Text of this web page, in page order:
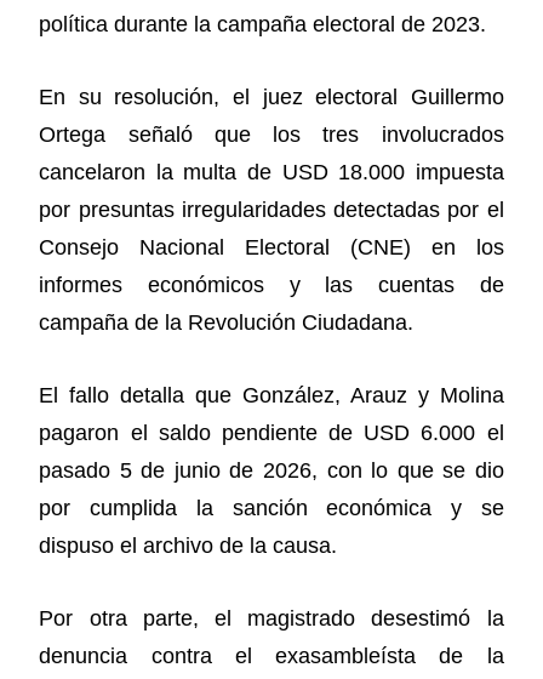
política durante la campaña electoral de 2023.
En su resolución, el juez electoral Guillermo
Ortega señaló que los tres involucrados
cancelaron la multa de USD 18.000 impuesta
por presuntas irregularidades detectadas por el
Consejo Nacional Electoral (CNE) en los
informes económicos y las cuentas de
campaña de la Revolución Ciudadana.
El fallo detalla que González, Arauz y Molina
pagaron el saldo pendiente de USD 6.000 el
pasado 5 de junio de 2026, con lo que se dio
por cumplida la sanción económica y se
dispuso el archivo de la causa.
Por otra parte, el magistrado desestimó la
denuncia contra el exasambleísta de la